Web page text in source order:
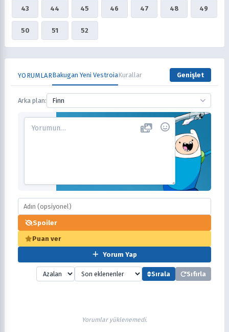
43 44 45 46 47 48 49
50 51 52
YORUMLARBakugan Yeni VestroiaKurallar Genişlet
Arka plan: Finn
Spoiler
Puan ver
Yorum Yap
Sırala Sıfırla
Yorumlar yüklenemedi.